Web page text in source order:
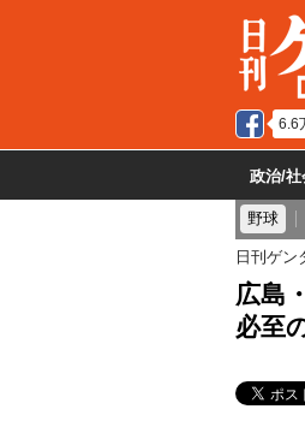
6.6
政治/社
野球
日刊ゲン
広島
必至